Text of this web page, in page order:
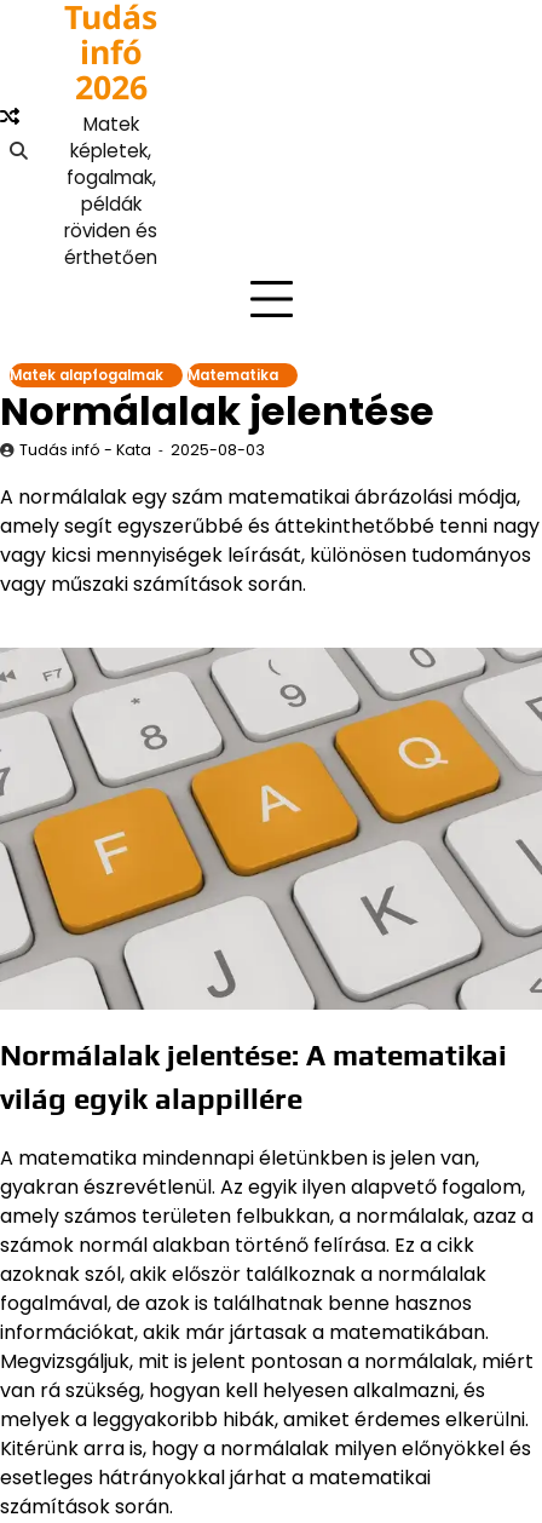
Tudás
infó
2026
Matek
képletek,
fogalmak,
példák
röviden és
érthetően
Matek alapfogalmak Matematika
Normálalak jelentése
Tudás infó - Kata 2025-08-03
A normálalak egy szám matematikai ábrázolási módja,
amely segít egyszerűbbé és áttekinthetőbbé tenni nagy
vagy kicsi mennyiségek leírását, különösen tudományos
vagy műszaki számítások során.
Normálalak jelentése: A matematikai
világ egyik alappillére
A matematika mindennapi életünkben is jelen van,
gyakran észrevétlenül. Az egyik ilyen alapvető fogalom,
amely számos területen felbukkan, a normálalak, azaz a
számok normál alakban történő felírása. Ez a cikk
azoknak szól, akik először találkoznak a normálalak
fogalmával, de azok is találhatnak benne hasznos
információkat, akik már jártasak a matematikában.
Megvizsgáljuk, mit is jelent pontosan a normálalak, miért
van rá szükség, hogyan kell helyesen alkalmazni, és
melyek a leggyakoribb hibák, amiket érdemes elkerülni.
Kitérünk arra is, hogy a normálalak milyen előnyökkel és
esetleges hátrányokkal járhat a matematikai
számítások során.